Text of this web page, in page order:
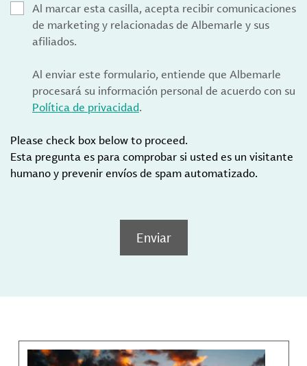
Al marcar esta casilla, acepta recibir comunicaciones
de marketing y relacionadas de Albemarle y sus
afiliados.
Al enviar este formulario, entiende que Albemarle
procesará su información personal de acuerdo con su
Política de privacidad.
Please check box below to proceed.
Esta pregunta es para comprobar si usted es un visitante
humano y prevenir envíos de spam automatizado.
Enviar